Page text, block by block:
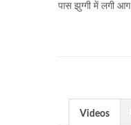
पास झुग्गी में लगी आग
Videos